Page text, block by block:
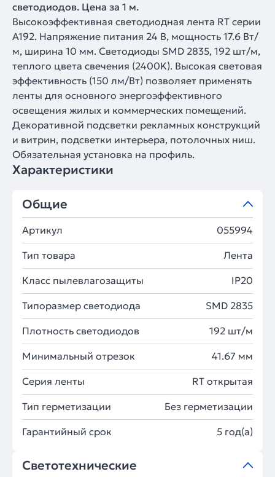
светодиодов. Цена за 1 м.
Высокоэффективная светодиодная лента RT серии
A192. Напряжение питания 24 В, мощность 17.6 Вт/
м, ширина 10 мм. Светодиоды SMD 2835, 192 шт/м,
теплого цвета свечения (2400K). Высокая световая
эффективность (150 лм/Вт) позволяет применять
ленты для основного энергоэффективного
освещения жилых и коммерческих помещений.
Декоративной подсветки рекламных конструкций
и витрин, подсветки интерьера, потолочных ниш.
Обязательная установка на профиль.
Характеристики
Общие
Артикул 055994
Тип товара Лента
Класс пылевлагозащиты IP20
Типоразмер светодиода SMD 2835
Плотность светодиодов 192 шт/м
Минимальный отрезок 41.67 мм
Серия ленты RT открытая
Тип герметизации Без герметизации
Гарантийный срок 5 год(а)
Светотехнические